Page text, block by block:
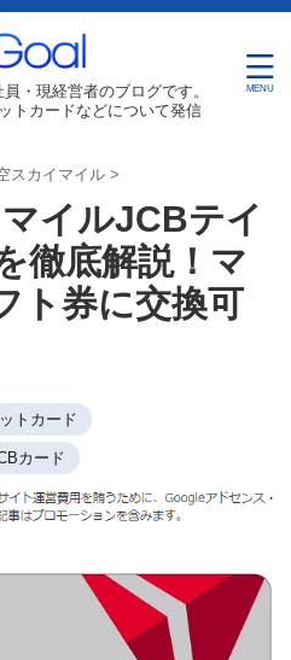
・現経営者のブログです。
トカードなどについて発信
スカイマイル >
イルJCBテイ
徹底解説！マ
ト券に交換可
トカード
カード